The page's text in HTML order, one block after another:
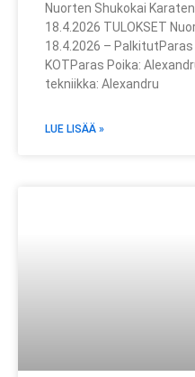
Nuorten Shukokai
18.4.2026 TULOKSET
18.4.2026 –
KOTParas Poika:
tekniikka: Alexandru
LUE LISÄÄ »